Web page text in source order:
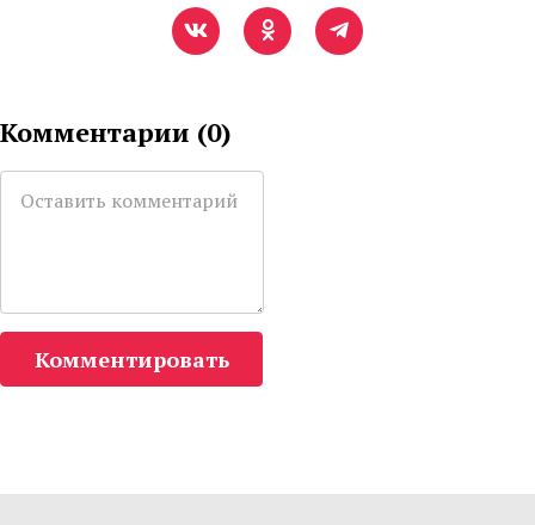
Комментарии (0)
Комментировать